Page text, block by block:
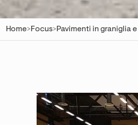
Home>Focus>Pavimenti in graniglia